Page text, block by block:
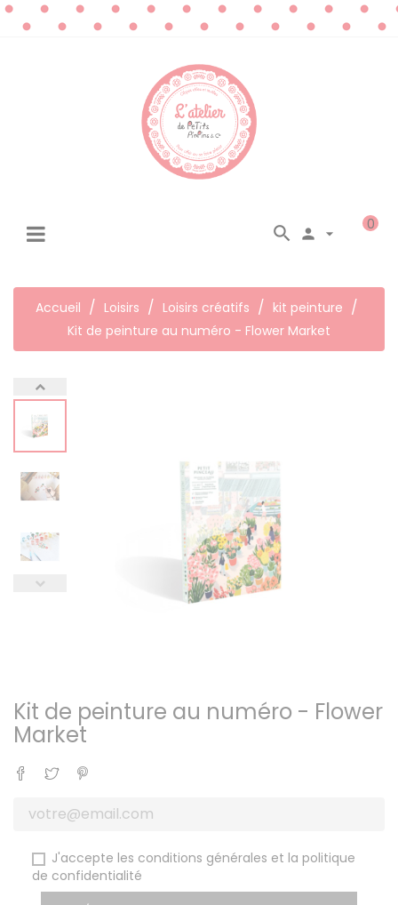
0
 

Accueil Loisirs Loisirs créatifs
kit peinture
Kit de peinture au numéro - Flower Market
Kit de peinture au numéro - Flower
Market
Partager
Tweet
J'accepte les conditions générales et la politique
de confidentialité